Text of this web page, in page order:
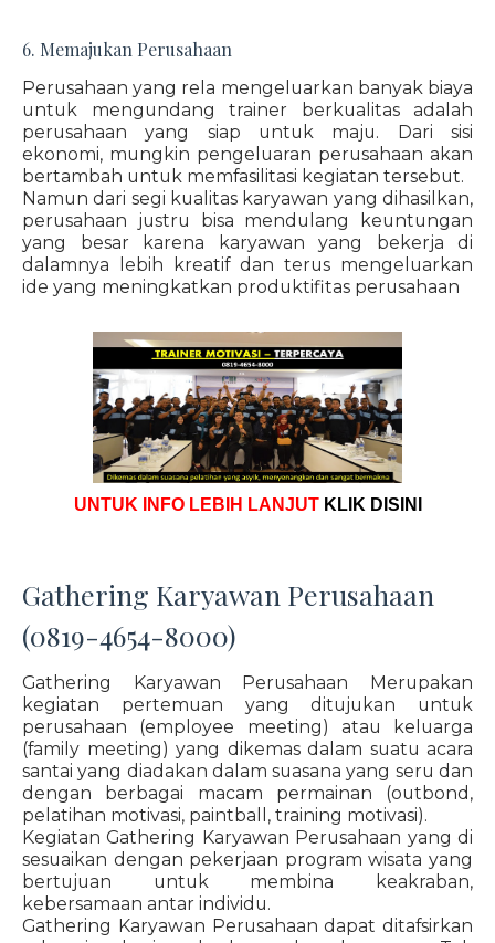
6. Memajukan Perusahaan
Perusahaan yang rela mengeluarkan banyak biaya
untuk mengundang trainer berkualitas adalah
perusahaan yang siap untuk maju. Dari sisi
ekonomi, mungkin pengeluaran perusahaan akan
bertambah untuk memfasilitasi kegiatan tersebut.
Namun dari segi kualitas karyawan yang dihasilkan,
perusahaan justru bisa mendulang keuntungan
yang besar karena karyawan yang bekerja di
dalamnya lebih kreatif dan terus mengeluarkan
ide yang meningkatkan produktifitas perusahaan
UNTUK INFO LEBIH LANJUT KLIK DISINI
Gathering Karyawan Perusahaan
(0819-4654-8000)
Gathering Karyawan Perusahaan Merupakan
kegiatan pertemuan yang ditujukan untuk
perusahaan (employee meeting) atau keluarga
(family meeting) yang dikemas dalam suatu acara
santai yang diadakan dalam suasana yang seru dan
dengan berbagai macam permainan (outbond,
pelatihan motivasi, paintball, training motivasi).
Kegiatan Gathering Karyawan Perusahaan yang di
sesuaikan dengan pekerjaan program wisata yang
bertujuan untuk membina keakraban,
kebersamaan antar individu.
Gathering Karyawan Perusahaan dapat ditafsirkan